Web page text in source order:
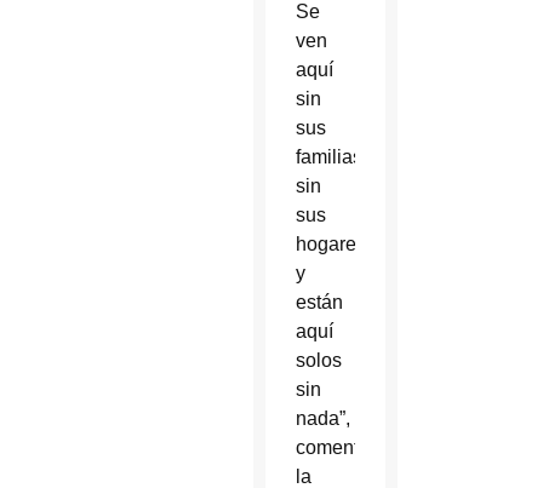
Se
ven
aquí
sin
sus
familias,
sin
sus
hogares,
y
están
aquí
solos
sin
nada”,
comentó
la